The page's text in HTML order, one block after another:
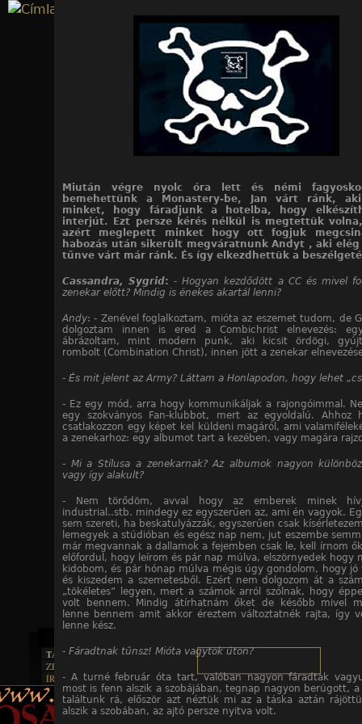
Miután végre nyolc óra lett és némi
bemehettünk a Monastery-be, Jan várt ránk,
minket, hogy fáradjunk a hotelba, hogy
interjút. Ezt persze kérés nélkül is megtettük
azért meglepett minket hogy ott fogjuk
habozás után sikerült megváratnunk Andyt , aki
tűnve várt már ránk. És így elkezdhettük a
Cassandra, Sygrid: - Hogyan kezdődött a CC és mivel
zenekar előtt? Mindig is énekes akartál lenni?
Andy: - Zenével foglalkoztam, mióta az eszemet tudom, de
dolgoztam innen is ered a Combichrist elnevezés:
ábrázoltam, mint modern punk, aki kicsit ördögi,
rombolt (Combination Christ), innen jött a zenekar
- És mit jelent az Army? Láttam a Honlapodon, hogy lehet
- Ez egy mód, arra hogy kommunikáljak a rajongóimmal.
egy szokványos Fan-klubbot, mert az egyoldalú. Ahhoz
csatlakozzon egy képet kel küldeni magáról, ami
a zenekarhoz: egy albumot tart a kezében, vagy magára
- Mi a Stílusa a zenekarnak? Az albumok nagyon
vagy így alakult?
- Nem törődöm, avval hogy az emberek minek
industrial..stb. mindegy ez egyszerűen az, ami én vagyok.
sem szereti, ha beskatulyázzák, egyszerűen csak
lemegyek a stúdióban és egész nap nem, jut eszembe
már megvannak a dallamok a fejemben csak le, kell írnom
előfordul, hogy leírom és pár nap múlva, elszörnyedek hogy
kidobom, és pár hónap múlva mégis úgy gondolom, hogy jó
és kiszedem a szemetesből. Ezért nem dolgozom át a
„tökéletes” legyen, mert a számok arról szólnak, hogy
volt bennem. Mindig átírhatnám őket de később mivel
lenne bennem amit akkor éreztem változtatnék rajta, így
lenne kész.
- Fáradtnak tűnsz! Mióta vagytok úton?
- A turné február óta tart, valóban nagyon fáradtak
most is fenn alszik a szobájában, tegnap nagyon berúgott, a
találtunk rá, először azt néztük mi az a táska aztán
alszik a szobában, az ajtó persze nyitva volt.
TAJTÉKOS LAPOK
ZENE
EGYÜTTESEK
INTERJÚK
FORDÍTÁSOK
ÍRÁSOK
IRODALOM
FILM
BOSZORKÁNYKONYHA
FEKETE HUMOR
KÉPES